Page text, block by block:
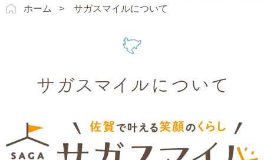
ホーム > サガスマイルについて
サガスマイルについて